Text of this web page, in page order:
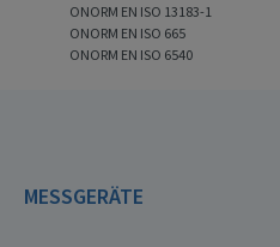
ONORM EN ISO 13183-1
ONORM EN ISO 665
ONORM EN ISO 6540
MESSGERÄTE